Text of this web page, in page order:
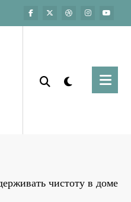
чистоту в доме